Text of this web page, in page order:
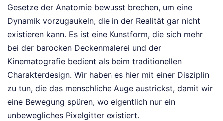
Gesetze der Anatomie bewusst brechen, um eine
Dynamik vorzugaukeln, die in der Realität gar nicht
existieren kann. Es ist eine Kunstform, die sich mehr
bei der barocken Deckenmalerei und der
Kinematografie bedient als beim traditionellen
Charakterdesign. Wir haben es hier mit einer Disziplin
zu tun, die das menschliche Auge austrickst, damit wir
eine Bewegung spüren, wo eigentlich nur ein
unbewegliches Pixelgitter existiert.